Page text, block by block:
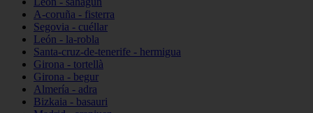
A-coruña - fisterra
Segovia - cuéllar
León - la-robla
Santa-cruz-de-tenerife - hermigua
Girona - tortellà
Girona - begur
Almería - adra
Bizkaia - basauri